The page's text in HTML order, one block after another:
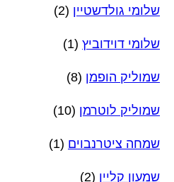
שלומי גולדשטיין (2)
שלומי דוידוביץ (1)
שמוליק הופמן (8)
שמוליק לוטרמן (10)
שמחה ציטרנבוים (1)
שמעון קליין (2)